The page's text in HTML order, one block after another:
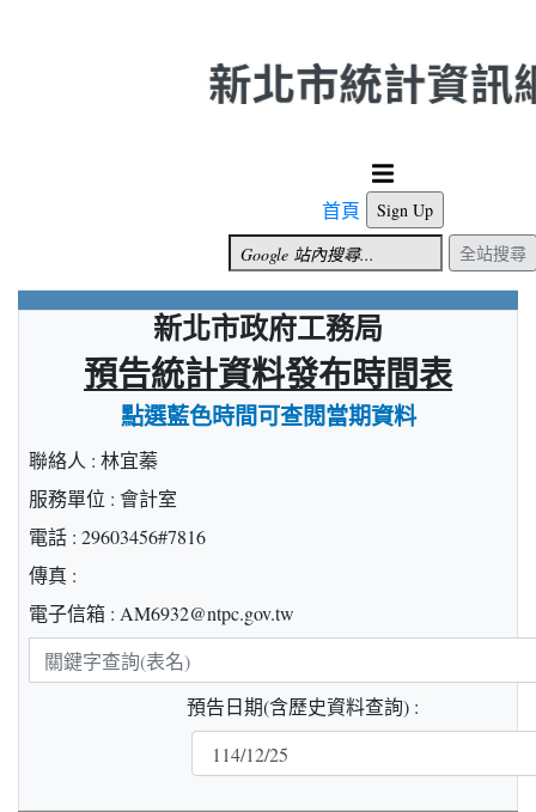
首頁
Sign Up
全站搜尋
新北市政府工務局
預告統計資料發布時間表
點選藍色時間可查閱當期資料
聯絡人 : 林宜蓁
服務單位 : 會計室
電話 : 29603456#7816
傳真 :
電子信箱 : AM6932@ntpc.gov.tw
關
鍵
預告日期(含歷史資料查詢) :